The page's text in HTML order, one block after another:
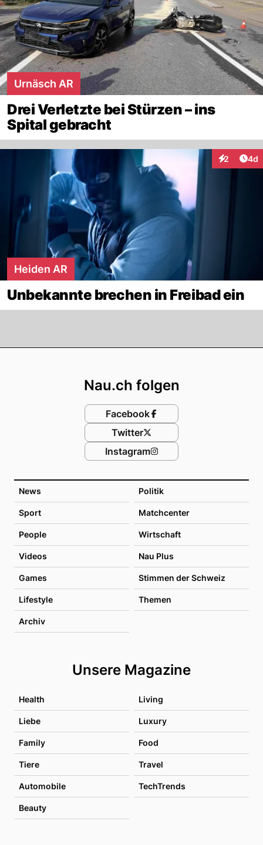
Urnäsch AR
Drei Verletzte bei Stürzen – ins
Spital gebracht
2 4d
Heiden AR
Unbekannte brechen in Freibad ein
News Politik
Sport Matchcenter
People Wirtschaft
Videos Nau Plus
Games Stimmen der Schweiz
Lifestyle Themen
Archiv
Unsere Magazine
Health Living
Liebe Luxury
Family Food
Tiere Travel
Automobile TechTrends
Beauty
Nau.ch folgen
Facebook
Twitter
Instagram